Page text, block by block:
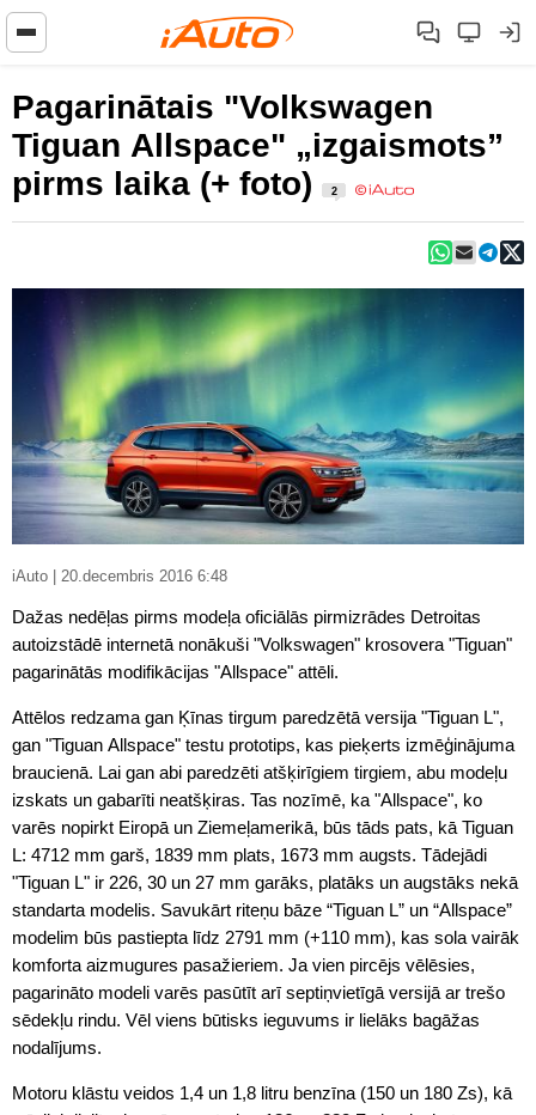
Pagarinātais "Volkswagen
Tiguan Allspace" „izgaismots”
pirms laika (+ foto)
2
iAuto | 20.decembris 2016 6:48
Dažas nedēļas pirms modeļa oficiālās pirmizrādes Detroitas
autoizstādē internetā nonākuši "Volkswagen" krosovera "Tiguan"
pagarinātās modifikācijas "Allspace" attēli.
Attēlos redzama gan Ķīnas tirgum paredzētā versija "Tiguan L",
gan "Tiguan Allspace" testu prototips, kas pieķerts izmēģinājuma
braucienā. Lai gan abi paredzēti atšķirīgiem tirgiem, abu modeļu
izskats un gabarīti neatšķiras. Tas nozīmē, ka "Allspace", ko
varēs nopirkt Eiropā un Ziemeļamerikā, būs tāds pats, kā Tiguan
L: 4712 mm garš, 1839 mm plats, 1673 mm augsts. Tādejādi
"Tiguan L" ir 226, 30 un 27 mm garāks, platāks un augstāks nekā
standarta modelis. Savukārt riteņu bāze “Tiguan L” un “Allspace”
modelim būs pastiepta līdz 2791 mm (+110 mm), kas sola vairāk
komforta aizmugures pasažieriem. Ja vien pircējs vēlēsies,
pagarināto modeli varēs pasūtīt arī septiņvietīgā versijā ar trešo
sēdekļu rindu. Vēl viens būtisks ieguvums ir lielāks bagāžas
nodalījums.
Motoru klāstu veidos 1,4 un 1,8 litru benzīna (150 un 180 Zs), kā